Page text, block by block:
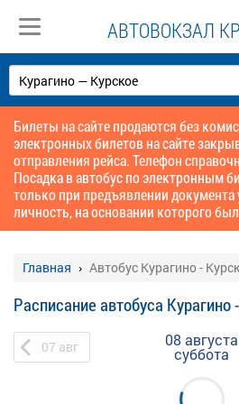
АВТОВОКЗАЛ
Билеты на сайте продаются без
электронных билетов на сайте
отправления рейса. Телефон
Посадка в автобус по электронным
только при предъявлении
личность, на основании которого
Главная Автобус Курагино -
Расписание автобуса Курагино
07 авг 08 августа
суббота